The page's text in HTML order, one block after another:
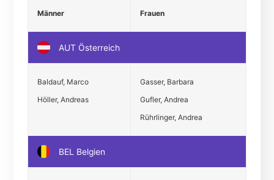
Männer Frauen
AUT Österreich
Baldauf, Marco
Höller, Andreas
Gasser, Barbara
Gufler, Andrea
Rührlinger, Andrea
BEL Belgien